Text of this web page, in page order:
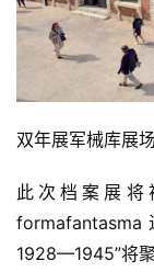
双年展军械库展场
此次档案展
formafantasma
1928—1945”将